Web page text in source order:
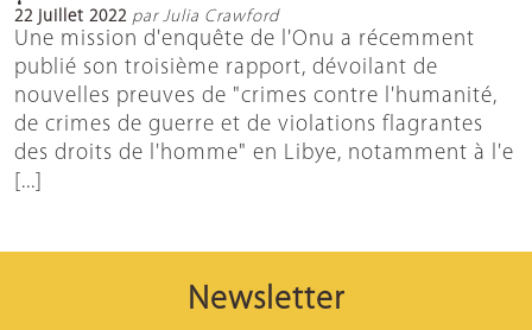
22 juillet 2022 par Julia Crawford
Une mission d'enquête de l'Onu a récemment
publié son troisième rapport, dévoilant de
nouvelles preuves de "crimes contre l'humanité,
de crimes de guerre et de violations flagrantes
des droits de l'homme" en Libye, notamment à l'e
[...]
Newsletter